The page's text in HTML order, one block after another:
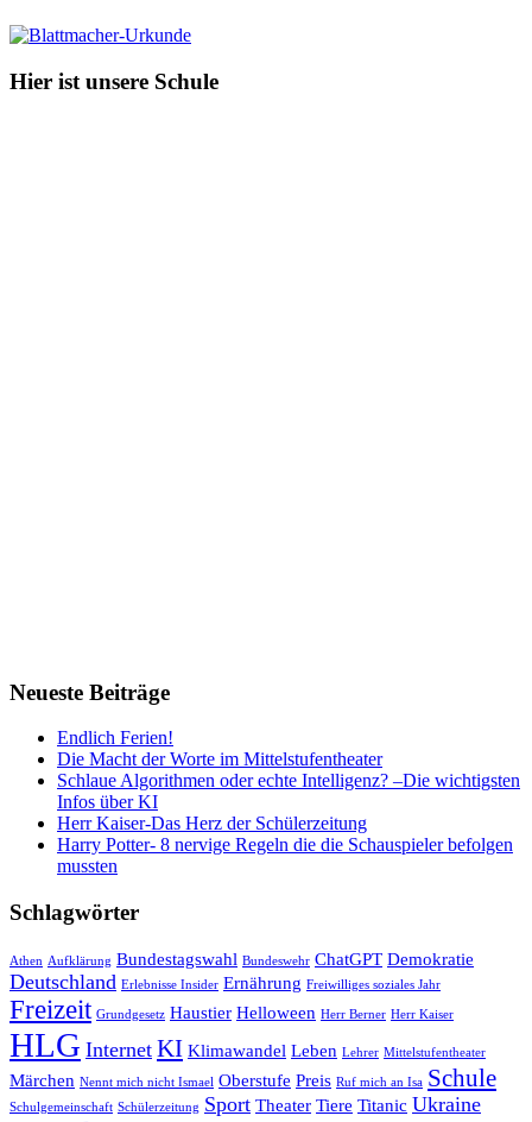
Hier ist unsere Schule
Neueste Beiträge
Endlich Ferien!
Die Macht der Worte im Mittelstufentheater
Schlaue Algorithmen oder echte Intelligenz? –Die wichtigsten
Infos über KI
Herr Kaiser-Das Herz der Schülerzeitung
Harry Potter- 8 nervige Regeln die die Schauspieler befolgen
mussten
Schlagwörter
Athen Aufklärung Bundestagswahl Bundeswehr ChatGPT Demokratie
Deutschland Erlebnisse Insider Ernährung Freiwilliges soziales Jahr
Freizeit Grundgesetz Haustier Helloween Herr Berner Herr Kaiser
HLG Internet KI Klimawandel Leben Lehrer Mittelstufentheater
Märchen Nennt mich nicht Ismael Oberstufe Preis Ruf mich an Isa Schule
Schulgemeinschaft Schülerzeitung Sport Theater Tiere Titanic Ukraine